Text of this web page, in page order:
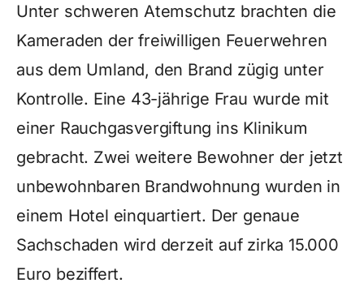
Unter schweren Atemschutz brachten die
Kameraden der freiwilligen Feuerwehren
aus dem Umland, den Brand zügig unter
Kontrolle. Eine 43-jährige Frau wurde mit
einer Rauchgasvergiftung ins Klinikum
gebracht. Zwei weitere Bewohner der jetzt
unbewohnbaren Brandwohnung wurden in
einem Hotel einquartiert. Der genaue
Sachschaden wird derzeit auf zirka 15.000
Euro beziffert.